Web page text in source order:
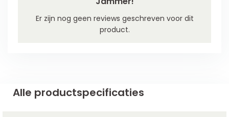
Er zijn nog geen reviews geschreven voor dit
product.
Alle productspecificaties